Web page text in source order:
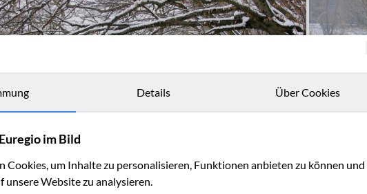
Details Über Cookies
im Bild
Cookies, um Inhalte zu personalisieren, Funktionen anbieten zu können und
unsere Website zu analysieren.